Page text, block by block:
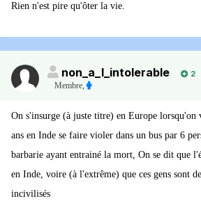
Rien n'est pire qu'ôter la vie.
non_a_l_intolerable
2
Membre,
On s'insurge (à juste titre) en Europe lorsqu'on
ans en Inde se faire violer dans un bus par 6
barbarie ayant entrainé la mort, On se dit que
en Inde, voire (à l'extrême) que ces gens sont
incivilisés